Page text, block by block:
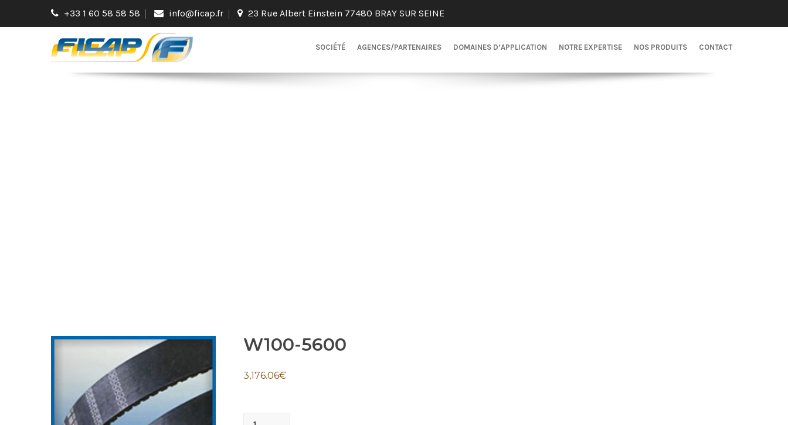
+33 1 60 58 58 58 info@ficap.fr 23 Rue Albert Einstein 77480 BRAY SUR SEINE
SOCIÉTÉ AGENCES/PARTENAIRES DOMAINES D’APPLICATION NOTRE EXPERTISE NOS PRODUITS CONTACT
W100-5600
3,176.06€
W100-